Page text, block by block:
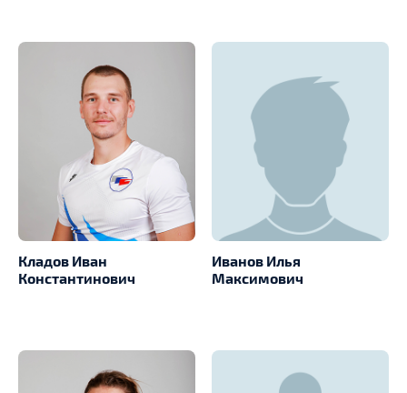
Кладов Иван
Константинович
Иванов Илья
Максимович